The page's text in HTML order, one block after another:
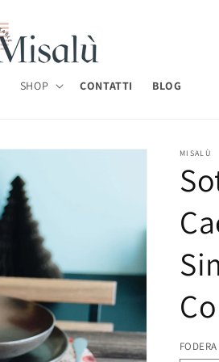
SHOP CONTATTI BLOG
MISALÙ